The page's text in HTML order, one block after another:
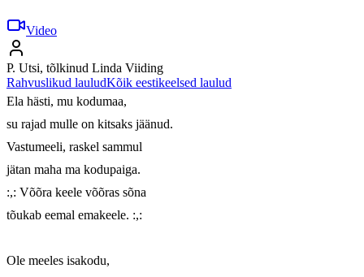
Video
P. Utsi, tõlkinud Linda Viiding
Rahvuslikud lauludKõik eestikeelsed laulud
Ela hästi, mu kodumaa,
su rajad mulle on kitsaks jäänud.
Vastumeeli, raskel sammul
jätan maha ma kodupaiga.
:,: Võõra keele võõras sõna
tõukab eemal emakeele. :,:
Ole meeles isakodu,